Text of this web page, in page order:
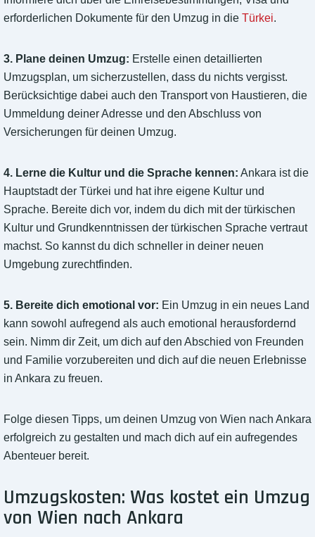
erforderlichen Dokumente für den Umzug in die Türkei.
3. Plane deinen Umzug: Erstelle einen detaillierten
Umzugsplan, um sicherzustellen, dass du nichts vergisst.
Berücksichtige dabei auch den Transport von Haustieren, die
Ummeldung deiner Adresse und den Abschluss von
Versicherungen für deinen Umzug.
4. Lerne die Kultur und die Sprache kennen: Ankara ist die
Hauptstadt der Türkei und hat ihre eigene Kultur und
Sprache. Bereite dich vor, indem du dich mit der türkischen
Kultur und Grundkenntnissen der türkischen Sprache vertraut
machst. So kannst du dich schneller in deiner neuen
Umgebung zurechtfinden.
5. Bereite dich emotional vor: Ein Umzug in ein neues Land
kann sowohl aufregend als auch emotional herausfordernd
sein. Nimm dir Zeit, um dich auf den Abschied von Freunden
und Familie vorzubereiten und dich auf die neuen Erlebnisse
in Ankara zu freuen.
Folge diesen Tipps, um deinen Umzug von Wien nach Ankara
erfolgreich zu gestalten und mach dich auf ein aufregendes
Abenteuer bereit.
Umzugskosten: Was kostet ein Umzug
von Wien nach Ankara